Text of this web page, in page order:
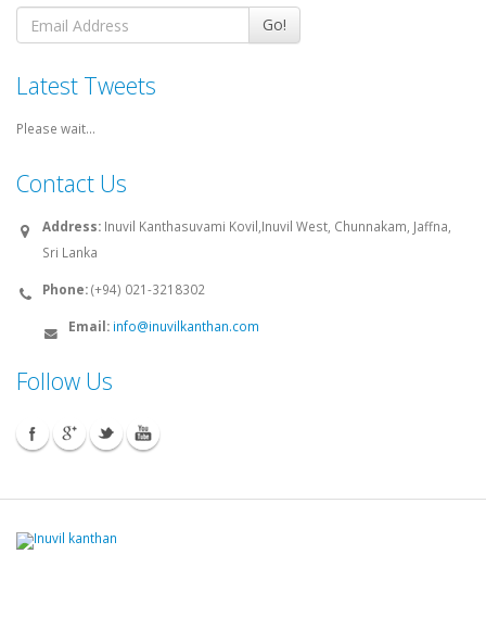
Go!
Latest Tweets
Please wait...
Contact Us
Address: Inuvil Kanthasuvami Kovil,Inuvil West, Chunnakam, Jaffna,
Sri Lanka
Phone:(+94) 021-3218302
Email: info@inuvilkanthan.com
Follow Us